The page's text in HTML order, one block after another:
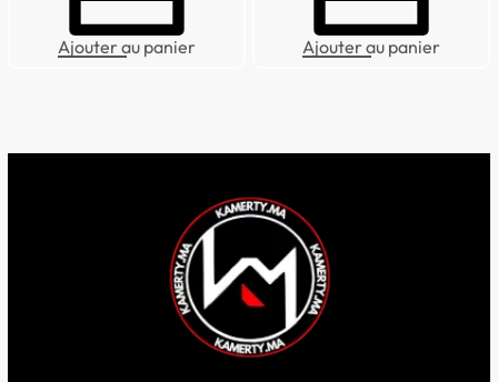
Ajouter au panier Ajouter au panier